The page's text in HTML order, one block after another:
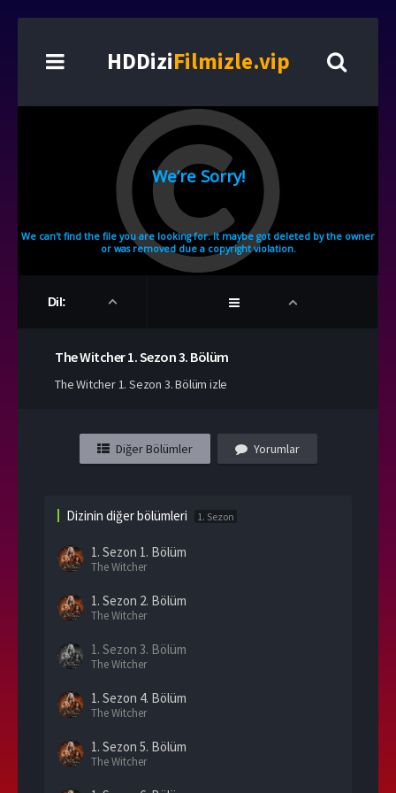
HDDiziFilmizle.vip
Dil:
The Witcher1. Sezon3. Bölüm
The Witcher 1. Sezon 3. Bölüm izle
Diğer Bölümler Yorumlar
Dizinin diğer bölümleri 1. Sezon
1. Sezon 1. Bölüm
The Witcher
1. Sezon 2. Bölüm
The Witcher
1. Sezon 3. Bölüm
The Witcher
1. Sezon 4. Bölüm
The Witcher
1. Sezon 5. Bölüm
The Witcher